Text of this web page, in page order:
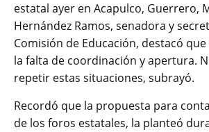
estatal ayer en Acapulco, Guerrero,
Hernández Ramos, senadora y
Comisión de Educación, destacó
la falta de coordinación y apertura.
repetir estas situaciones, subrayó.
Recordó que la propuesta para
de los foros estatales, la planteó